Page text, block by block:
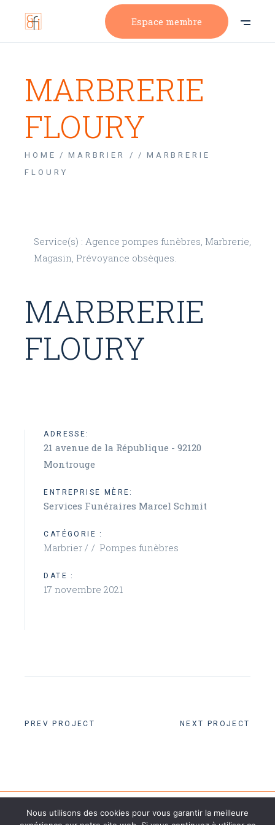
Espace membre
MARBRERIE
FLOURY
HOME MARBRIER /
MARBRERIE
FLOURY
Service(s) : Agence pompes funèbres, Marbrerie,
Magasin, Prévoyance obsèques.
MARBRERIE
FLOURY
ADRESSE:
21 avenue de la République - 92120
Montrouge
ENTREPRISE MÈRE:
Services Funéraires Marcel Schmit
CATÉGORIE :
Marbrier / Pompes funèbres
DATE :
17 novembre 2021
PREV PROJECT NEXT PROJECT
Nous utilisons des cookies pour vous garantir la meilleure